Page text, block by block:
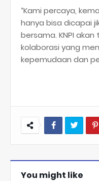
“Kami percaya,
hanya bisa dicapai
bersama. KNPI
kolaborasi yang
kepemudaan dan
You might like